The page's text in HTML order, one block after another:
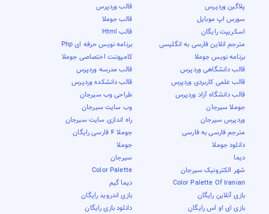
پلاگین وردپرس
قالب وردپرس
سورس اپ موبایل
قالب جوملا
اسکریپت رایگان
قالب Html
مترجم انلاین فارسی به انگلیسی
برنامه نویس حرفه ای Php
برنامه نویس جوملا
کامپوننت اختصاصی جوملا
قالب دانشگاهی وردپرس
قالب مدرسه وردپرس
قالب علمی کاربردی وردپرس
قالب دانشکده وردپرس
قالب دانشگاه آزاد وردپرس
طراحی وب سیرجان
جوملا سیرجان
وب سایت سیرجان
وردپرس سیرجان
راه اندازی سایت سیرجان
مترجم فارسی به فارسی
جوملا 4 فارسی رایگان
دانلود جوملا
جوملا
دیما
سیرجان
شهر الکترونیک سیرجان
Color Palette
Color Palette Of Iranian
دیما گیم
بازی آنلاین رایگان
بازی اندروید رایگان
بازی ای او اس رایگان
دانلود بازی رایگان